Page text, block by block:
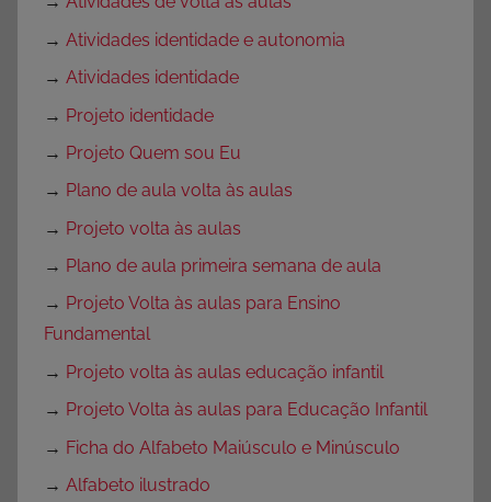
→ Atividades identidade e autonomia
→ Atividades identidade
→ Projeto identidade
→ Projeto Quem sou Eu
→ Plano de aula volta às aulas
→ Projeto volta às aulas
→ Plano de aula primeira semana de aula
→ Projeto Volta às aulas para Ensino
Fundamental
→ Projeto volta às aulas educação infantil
→ Projeto Volta às aulas para Educação Infantil
→ Ficha do Alfabeto Maiúsculo e Minúsculo
→ Alfabeto ilustrado